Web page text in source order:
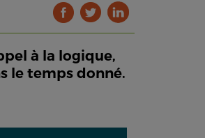
à la logique,
le temps donné.